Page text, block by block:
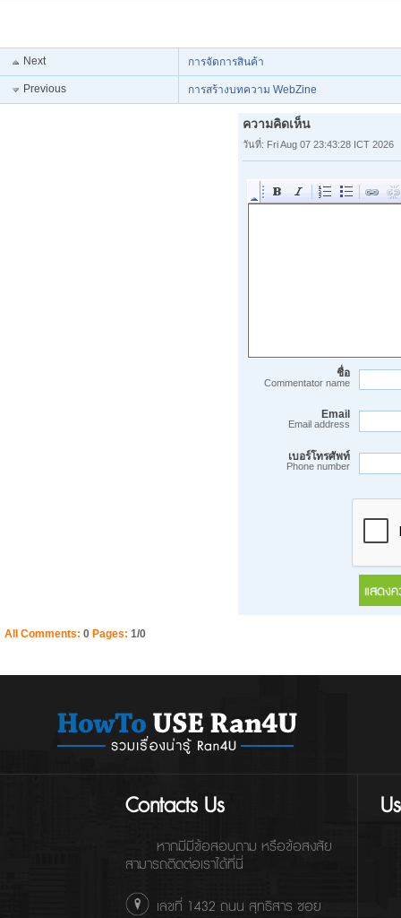
Next การจัดการสินค้า
Previous การสร้างบทความ WebZine
ความคิดเห็น
วันที่: Fri Aug 07 23:43:28 ICT 2026
ชื่อ
Commentator name
Email
Email address
เบอร์โทรศัพท์
Phone number
All Comments: 0 Pages: 1/0
Contacts Us
หากมีมีข้อสอบถาม หรือข้อสงสัย
สามารถติดต่อเราได้ที่นี่
เลขที่ 1432 ถนน สุทธิสาร ซอย